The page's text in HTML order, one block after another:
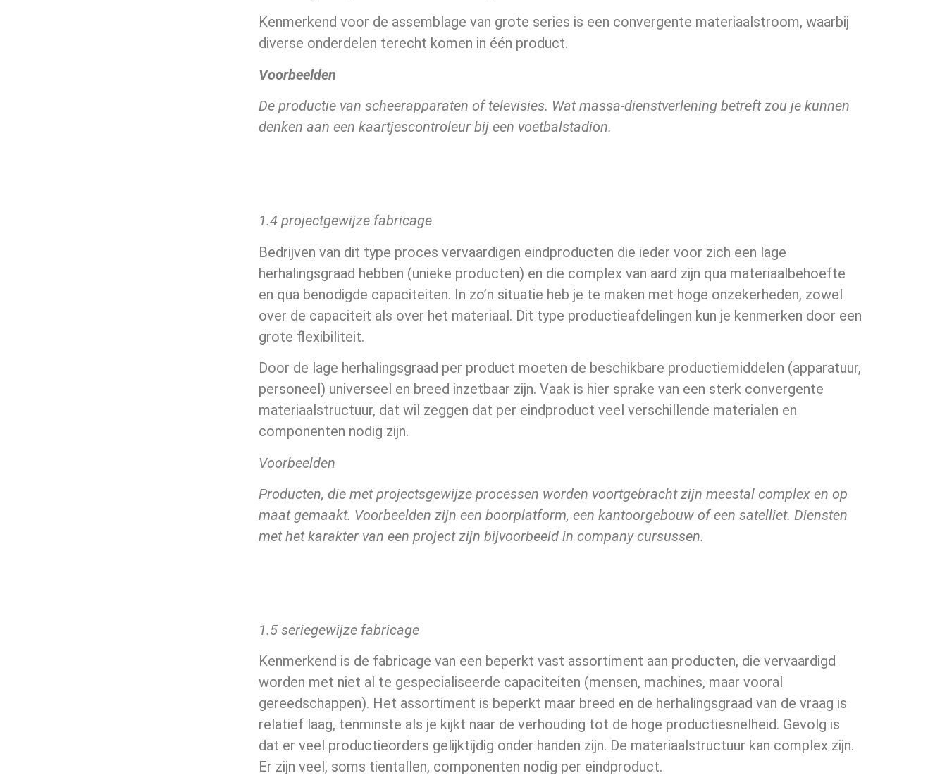
Kenmerkend voor de assemblage van grote series is een convergente materiaalstroom, waarbij
diverse onderdelen terecht komen in één product.
Voorbeelden
De productie van scheerapparaten of televisies. Wat massa-dienstverlening betreft zou je kunnen
denken aan een kaartjescontroleur bij een voetbalstadion.
1.4 projectgewijze fabricage
Bedrijven van dit type proces vervaardigen eindproducten die ieder voor zich een lage
herhalingsgraad hebben (unieke producten) en die complex van aard zijn qua materiaalbehoefte
en qua benodigde capaciteiten. In zo’n situatie heb je te maken met hoge onzekerheden, zowel
over de capaciteit als over het materiaal. Dit type productieafdelingen kun je kenmerken door een
grote flexibiliteit.
Door de lage herhalingsgraad per product moeten de beschikbare productiemiddelen (apparatuur,
personeel) universeel en breed inzetbaar zijn. Vaak is hier sprake van een sterk convergente
materiaalstructuur, dat wil zeggen dat per eindproduct veel verschillende materialen en
componenten nodig zijn.
Voorbeelden
Producten, die met projectsgewijze processen worden voortgebracht zijn meestal complex en op
maat gemaakt. Voorbeelden zijn een boorplatform, een kantoorgebouw of een satelliet. Diensten
met het karakter van een project zijn bijvoorbeeld in company cursussen.
1.5 seriegewijze fabricage
Kenmerkend is de fabricage van een beperkt vast assortiment aan producten, die vervaardigd
worden met niet al te gespecialiseerde capaciteiten (mensen, machines, maar vooral
gereedschappen). Het assortiment is beperkt maar breed en de herhalingsgraad van de vraag is
relatief laag, tenminste als je kijkt naar de verhouding tot de hoge productiesnelheid. Gevolg is
dat er veel productieorders gelijktijdig onder handen zijn. De materiaalstructuur kan complex zijn.
Er zijn veel, soms tientallen, componenten nodig per eindproduct.